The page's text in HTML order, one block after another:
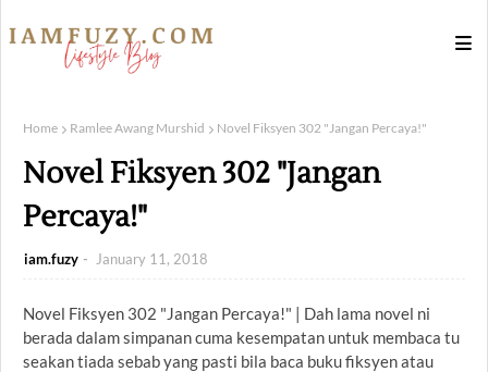
Home Ramlee Awang Murshid Novel Fiksyen 302 "Jangan Percaya!"
Novel Fiksyen 302 "Jangan
Percaya!"
iam.fuzy January 11, 2018
Novel Fiksyen 302 "Jangan Percaya!" | Dah lama novel ni
berada dalam simpanan cuma kesempatan untuk membaca tu
seakan tiada sebab yang pasti bila baca buku fiksyen atau